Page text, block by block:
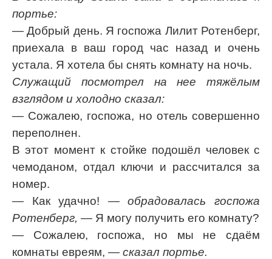
портье:
— Добрый день. Я госпожа Лилит Ротенберг,
приехала в ваш город час назад и очень
устала. Я хотела бы снять комнату на ночь.
Служащий посмотрел на нее тяжёлым
взглядом и холодно сказал:
— Сожалею, госпожа, но отель совершенно
переполнен.
В этот момент к стойке подошёл человек с
чемоданом, отдал ключи и рассчитался за
номер.
— Как удачно! — обрадовалась госпожа
Ротенберг, — Я могу получить его комнату?
— Сожалею, госпожа, но мы не сдаём
комнаты евреям, — сказал портье.